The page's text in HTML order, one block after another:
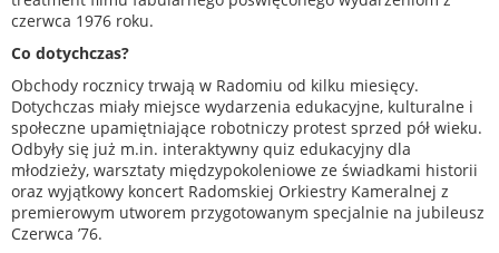
czerwca 1976 roku.
Co dotychczas?
Obchody rocznicy trwają w Radomiu od kilku miesięcy.
Dotychczas miały miejsce wydarzenia edukacyjne, kulturalne i
społeczne upamiętniające robotniczy protest sprzed pół wieku.
Odbyły się już m.in. interaktywny quiz edukacyjny dla
młodzieży, warsztaty międzypokoleniowe ze świadkami historii
oraz wyjątkowy koncert Radomskiej Orkiestry Kameralnej z
premierowym utworem przygotowanym specjalnie na jubileusz
Czerwca ’76.